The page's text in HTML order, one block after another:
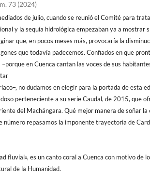
73 (2024)
de julio, cuando se reunió el Comité para
y la sequía hidrológica empezaban ya a mostrar
que, en pocos meses más, provocaría la
que todavía padecemos. Confiados en que
–porque en Cuenca cantan las voces de sus
no dudamos en elegir para la portada de esta
perteneciente a su serie Caudal, de 2015, que
del Machángara. Qué mejor manera de soñar
número repasamos la imponente trayectoria de
fluvial», es un canto coral a Cuenca con motivo de
de la Humanidad.